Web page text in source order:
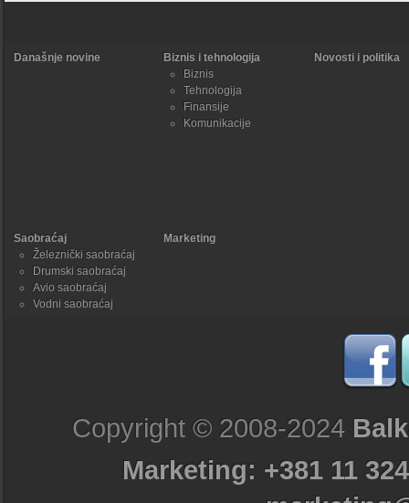
Današnje novine
Biznis i tehnologija
Biznis
Tehnologija
Finansije
Komunikacije
Novosti i politika
Saobraćaj
Železnički saobraćaj
Drumski saobraćaj
Avio saobraćaj
Vodni saobraćaj
Marketing
Copyright © 2008-2024
Marketing: +381 11